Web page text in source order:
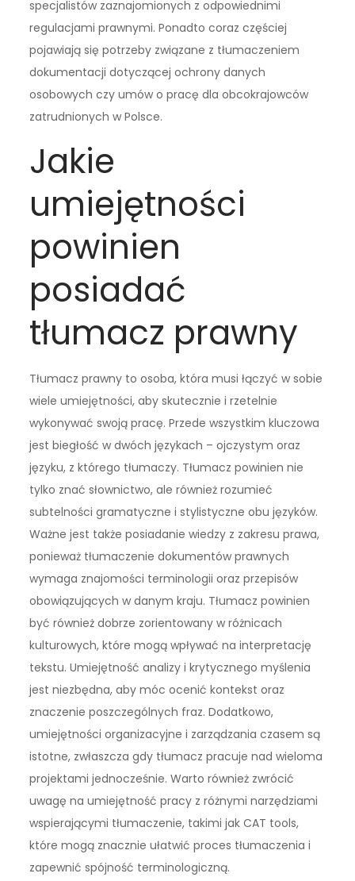
specjalistów zaznajomionych z odpowiednimi
regulacjami prawnymi. Ponadto coraz częściej
pojawiają się potrzeby związane z tłumaczeniem
dokumentacji dotyczącej ochrony danych
osobowych czy umów o pracę dla obcokrajowców
zatrudnionych w Polsce.
Jakie
umiejętności
powinien
posiadać
tłumacz prawny
Tłumacz prawny to osoba, która musi łączyć w sobie
wiele umiejętności, aby skutecznie i rzetelnie
wykonywać swoją pracę. Przede wszystkim kluczowa
jest biegłość w dwóch językach – ojczystym oraz
języku, z którego tłumaczy. Tłumacz powinien nie
tylko znać słownictwo, ale również rozumieć
subtelności gramatyczne i stylistyczne obu języków.
Ważne jest także posiadanie wiedzy z zakresu prawa,
ponieważ tłumaczenie dokumentów prawnych
wymaga znajomości terminologii oraz przepisów
obowiązujących w danym kraju. Tłumacz powinien
być również dobrze zorientowany w różnicach
kulturowych, które mogą wpływać na interpretację
tekstu. Umiejętność analizy i krytycznego myślenia
jest niezbędna, aby móc ocenić kontekst oraz
znaczenie poszczególnych fraz. Dodatkowo,
umiejętności organizacyjne i zarządzania czasem są
istotne, zwłaszcza gdy tłumacz pracuje nad wieloma
projektami jednocześnie. Warto również zwrócić
uwagę na umiejętność pracy z różnymi narzędziami
wspierającymi tłumaczenie, takimi jak CAT tools,
które mogą znacznie ułatwić proces tłumaczenia i
zapewnić spójność terminologiczną.